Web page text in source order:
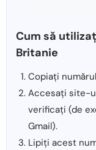
Cum să
Britanie
Copiați numărul
Accesați site-
verificați (de
Gmail).
Lipiți acest